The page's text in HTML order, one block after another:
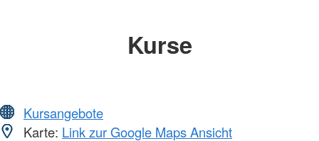
Kurse
Kursangebote
Karte: Link zur Google Maps Ansicht